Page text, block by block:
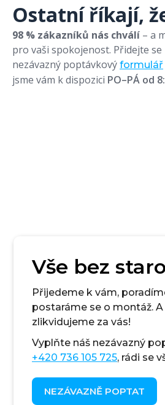
Ostatní říkají,
98 % zákazníků nás chválí – a
pro vaši spokojenost. Přidejte
nezávazný poptávkový formulář
jsme vám k dispozici PO–PÁ od
Vše bez
Přijedeme k vám,
postaráme se o montáž.
zlikvidujeme za vás!
Vyplňte náš nezávazný
+420 736 105 725, rádi se
NEZÁVAZNĚ POPTAT